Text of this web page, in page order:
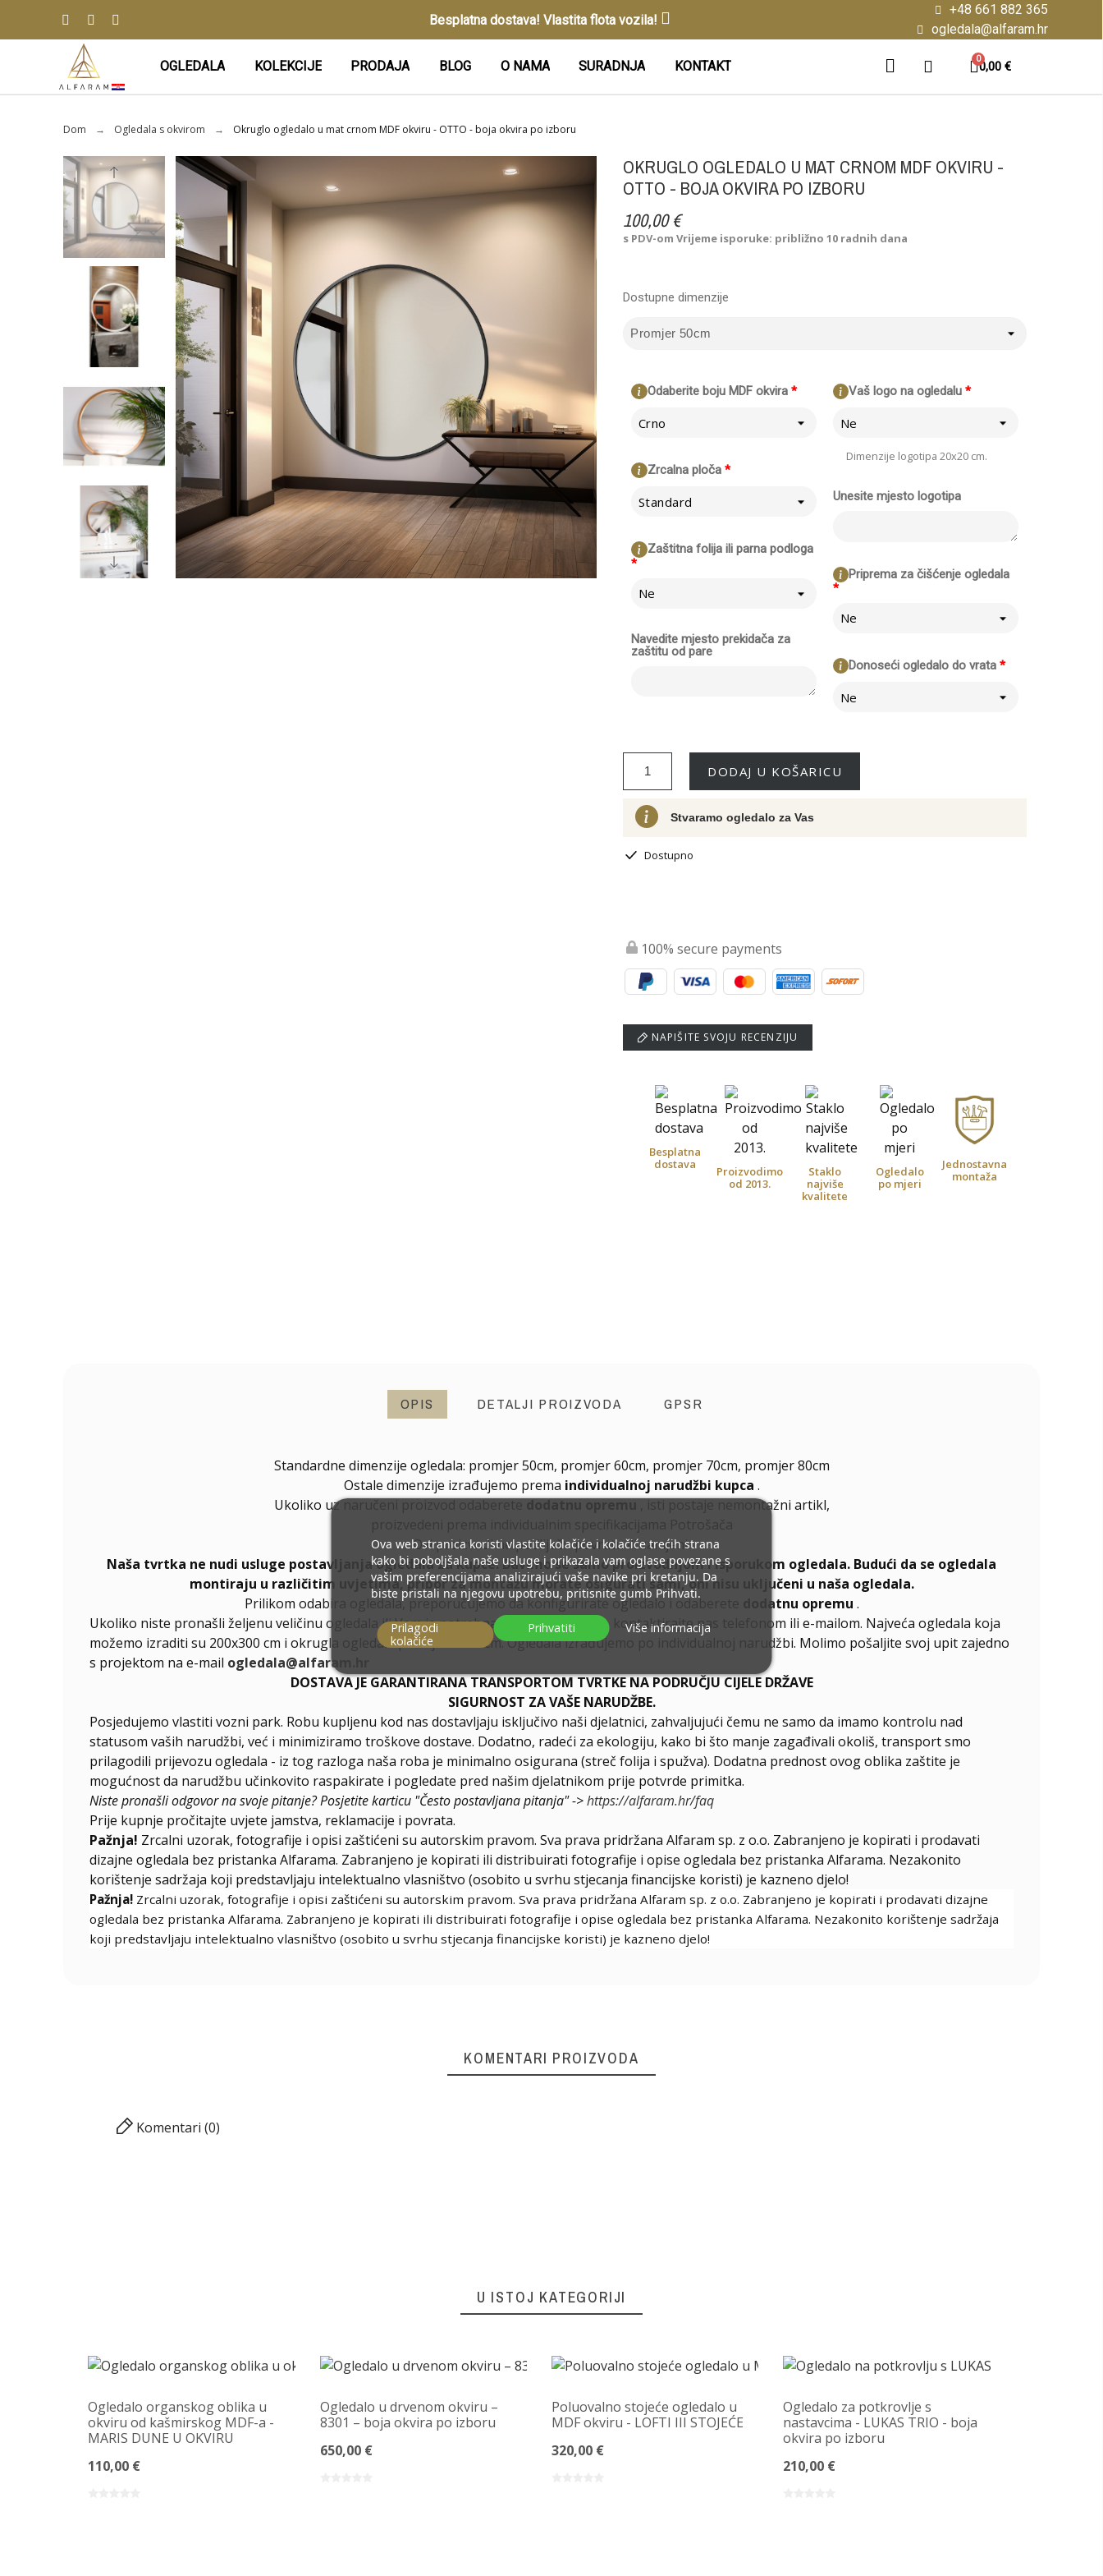
Besplatna dostava! Vlastita flota vozila!
+48 661 882 365
ogledala@alfaram.hr
OGLEDALA KOLEKCIJE PRODAJA BLOG O NAMA SURADNJA KONTAKT 0,00 €
Dom Ogledala s okvirom Okruglo ogledalo u mat crnom MDF okviru - OTTO - boja okvira po izboru
OKRUGLO OGLEDALO U MAT CRNOM MDF OKVIRU -
OTTO - BOJA OKVIRA PO IZBORU
100,00 €
s PDV-omVrijeme isporuke: približno 10 radnih dana
*
Odaberite boju MDF okvira
Crno
*
Zrcalna ploča
Standard
*
Zaštitna folija ili parna podloga
Ne
Navedite mjesto prekidača za
zaštitu od pare
*
Vaš logo na ogledalu
Ne
Dimenzije logotipa 20x20 cm.
Unesite mjesto logotipa
*
Priprema za čišćenje ogledala
Ne
*
Donoseći ogledalo do vrata
Ne
Dostupne dimenzije
DODAJ U KOŠARICU
Stvaramo ogledalo za Vas
Dostupno
100% secure payments
NAPIŠITE SVOJU RECENZIJU
Besplatna
dostava
Proizvodimo
od 2013.
Staklo
najviše
kvalitete
Ogledalo
po mjeri
Jednostavna
montaža
OPIS DETALJI PROIZVODA GPSR
Standardne dimenzije ogledala: promjer 50cm, promjer 60cm, promjer 70cm, promjer 80cm
Ostale dimenzije izrađujemo prema individualnoj narudžbi kupca .
Ukoliko uz naručeni proizvod odaberete
, isti postaje nemontažni artikl,
Ovi proizvodi ne podliježu povratu ili zamjeni.
Naša tvrtka ne nudi usluge postavljanja ogledala za kupce. Bavimo se samo proizvodnjom i isporukom ogledala. Budući da se ogledala
montiraju u različitim uvjetima, pribor za montažu morate osigurati sami, oni nisu uključeni u naša ogledala.
Prilikom odabira ogledala, preporučujemo da konfigurirate ogledalo i odaberete
dodatnu opremu .
Ukoliko niste pronašli željenu veličinu ogledala ili Vam je potrebna drugačija podjela, kontaktirajte nas telefonom ili e-mailom. Najveća ogledala koja
možemo izraditi su 200x300 cm i okrugla ogledala promjera 200 cm. Ogledala izrađujemo po individualnoj narudžbi. Molimo pošaljite svoj upit zajedno
s projektom na e-mail ogledala@alfaram.hr
DOSTAVA JE GARANTIRANA TRANSPORTOM TVRTKE NA PODRUČJU CIJELE DRŽAVE
SIGURNOST ZA VAŠE NARUDŽBE.
Posjedujemo vlastiti vozni park. Robu kupljenu kod nas dostavljaju isključivo naši djelatnici, zahvaljujući čemu ne samo da imamo kontrolu nad
statusom vaših narudžbi, već i minimiziramo troškove dostave. Dodatno, radeći za ekologiju, kako bi što manje zagađivali okoliš, transport smo
prilagodili prijevozu ogledala - iz tog razloga naša roba je minimalno osigurana (streč folija i spužva). Dodatna prednost ovog oblika zaštite je
mogućnost da narudžbu učinkovito raspakirate i pogledate pred našim djelatnikom prije potvrde primitka.
Niste pronašli odgovor na svoje pitanje? Posjetite karticu "Često postavljana pitanja" ->https://alfaram.hr/faq
Prije kupnje pročitajte uvjete jamstva, reklamacije i povrata.
Pažnja! Zrcalni uzorak, fotografije i opisi zaštićeni su autorskim pravom. Sva prava pridržana Alfaram sp. z o.o. Zabranjeno je kopirati i prodavati
dizajne ogledala bez pristanka Alfarama. Zabranjeno je kopirati ili distribuirati fotografije i opise ogledala bez pristanka Alfarama. Nezakonito
korištenje sadržaja koji predstavljaju intelektualno vlasništvo (osobito u svrhu stjecanja financijske koristi) je kazneno djelo!
Pažnja! Zrcalni uzorak, fotografije i opisi zaštićeni su autorskim pravom. Sva prava pridržana Alfaram sp. z o.o. Zabranjeno je kopirati i prodavati dizajne
ogledala bez pristanka Alfarama. Zabranjeno je kopirati ili distribuirati fotografije i opise ogledala bez pristanka Alfarama. Nezakonito korištenje sadržaja
koji predstavljaju intelektualno vlasništvo (osobito u svrhu stjecanja financijske koristi) je kazneno djelo!
KOMENTARI PROIZVODA
Komentari (0)
U ISTOJ KATEGORIJI
Ogledalo organskog oblika u
okviru od kašmirskog MDF-a -
MARIS DUNE U OKVIRU
110,00 €
Ogledalo u drvenom okviru –
8301 – boja okvira po izboru
650,00 €
Poluovalno stojeće ogledalo u
MDF okviru - LOFTI III STOJEĆE
320,00 €
Ogledalo za potkrovlje s
nastavcima - LUKAS TRIO - boja
okvira po izboru
210,00 €
Ova web stranica koristi vlastite kolačiće i kolačiće trećih strana
kako bi poboljšala naše usluge i prikazala vam oglase povezane s
vašim preferencijama analizirajući vaše navike pri kretanju. Da
biste pristali na njegovu upotrebu, pritisnite gumb Prihvati.
Više informacija
Prilagodi
kolačiće
Prihvatiti